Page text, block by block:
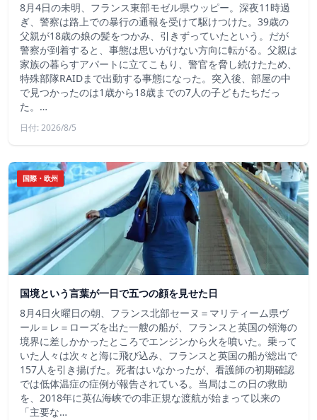
8月4日の未明、フランス東部モゼル県ウッピー。深夜11時過
ぎ、警察は路上での暴行の通報を受けて駆けつけた。39歳の
父親が18歳の娘の髪をつかみ、引きずっていたという。だが
警察が到着すると、事態は思いがけない方向に転がる。父親は
家族の暮らすアパートに立てこもり、警官を脅し続けたため、
特殊部隊RAIDまで出動する事態になった。突入後、部屋の中
で見つかったのは1歳から18歳までの7人の子どもたちだっ
た。…
日付: 2026/8/5
国際・欧州
国境という言葉が一日で五つの顔を見せた日
8月4日火曜日の朝、フランス北部セーヌ＝マリティーム県ヴ
ール＝レ＝ローズを出た一艘の船が、フランスと英国の領海の
境界に差しかかったところでエンジンから火を噴いた。乗って
いた人々は次々と海に飛び込み、フランスと英国の船が総出で
157人を引き揚げた。死者はいなかったが、看護師の初期確認
では低体温症の症例が報告されている。当局はこの日の救助
を、2018年に英仏海峡での非正規な渡航が始まって以来の
「主要な…